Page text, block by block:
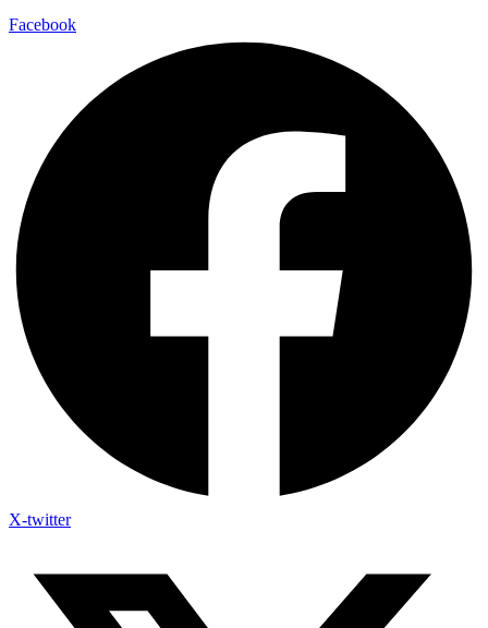
Facebook
X-twitter